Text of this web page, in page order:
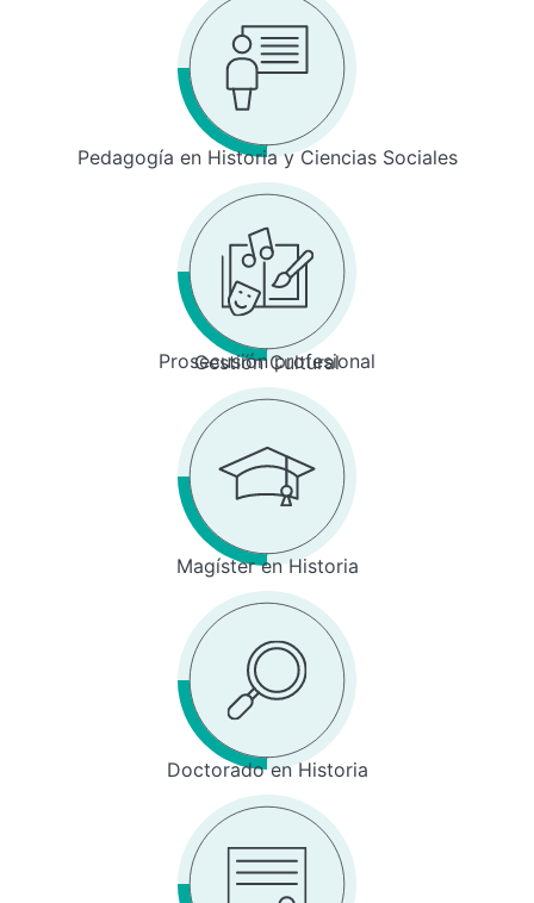
Pedagogía en Historia y Ciencias Sociales
Prosecusión profesional
Gestión Cultural
Magíster en Historia
Doctorado en Historia